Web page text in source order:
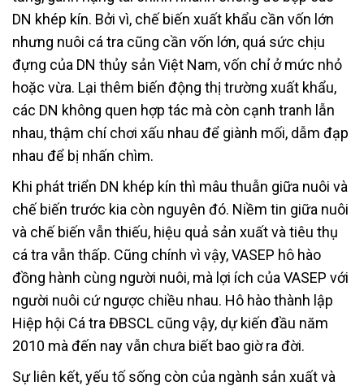
DN khép kín. Bởi vì, chế biến xuất khẩu cần vốn lớn
nhưng nuôi cá tra cũng cần vốn lớn, quá sức chịu
đựng của DN thủy sản Việt Nam, vốn chỉ ở mức nhỏ
hoặc vừa. Lại thêm biến động thị trường xuất khẩu,
các DN không quen hợp tác mà còn cạnh tranh lẫn
nhau, thậm chí chơi xấu nhau để giành mối, dẫm đạp
nhau để bị nhấn chìm.
Khi phát triển DN khép kín thì mâu thuẫn giữa nuôi và
chế biến trước kia còn nguyên đó. Niềm tin giữa nuôi
và chế biến vẫn thiếu, hiệu quả sản xuất và tiêu thụ
cá tra vẫn thấp. Cũng chính vì vậy, VASEP hô hào
đồng hành cùng người nuôi, mà lợi ích của VASEP với
người nuôi cứ ngược chiều nhau. Hô hào thành lập
Hiệp hội Cá tra ĐBSCL cũng vậy, dự kiến đầu năm
2010 mà đến nay vẫn chưa biết bao giờ ra đời.
Sự liên kết, yếu tố sống còn của ngành sản xuất và